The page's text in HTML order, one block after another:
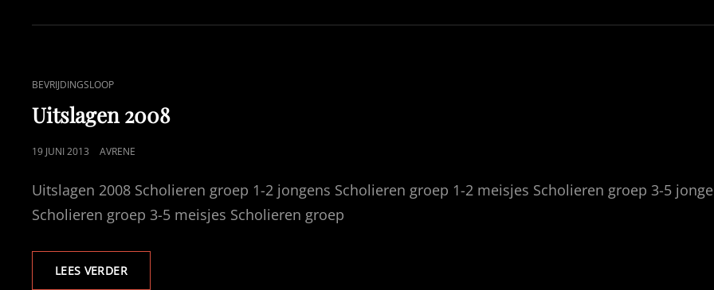
CAT
LINKS
BEVRIJDINGSLOOP
Uitslagen 2008
GEPUBLICEERD
19 JUNI 2013 AVRENE
Uitslagen 2008 Scholieren groep 1-2 jongens Scholieren groep 1-2 meisjes Scholieren groep 3-5
Scholieren groep 3-5 meisjes Scholieren groep
LEES VERDERUITSLAGEN
2008